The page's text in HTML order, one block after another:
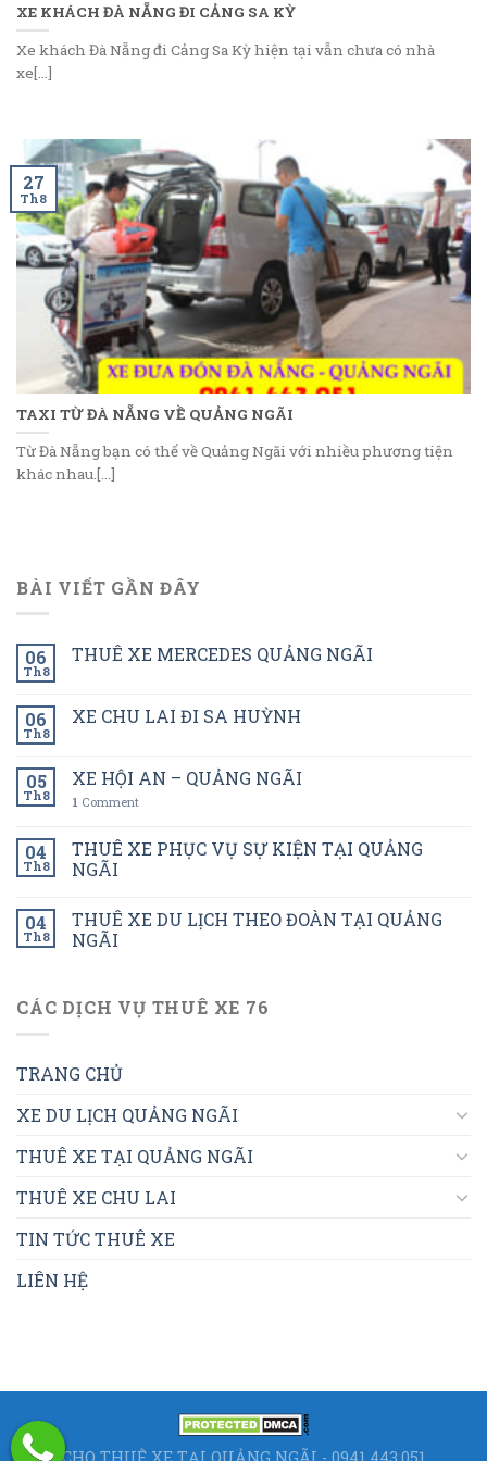
XE KHÁCH ĐÀ NẴNG ĐI CẢNG SA KỲ
Xe khách Đà Nẵng đi Cảng Sa Kỳ hiện tại vẫn chưa có nhà
xe[...]
TAXI TỪ ĐÀ NẴNG VỀ QUẢNG NGÃI
Từ Đà Nẵng bạn có thể về Quảng Ngãi với nhiều phương tiện
khác nhau.[...]
27
Th8
BÀI VIẾT GẦN ĐÂY
06
Th8
THUÊ XE MERCEDES QUẢNG NGÃI
06
Th8
XE CHU LAI ĐI SA HUỲNH
05
Th8
XE HỘI AN – QUẢNG NGÃI
1 Comment
04
Th8
THUÊ XE PHỤC VỤ SỰ KIỆN TẠI QUẢNG
NGÃI
04
Th8
THUÊ XE DU LỊCH THEO ĐOÀN TẠI QUẢNG
NGÃI
CÁC DỊCH VỤ THUÊ XE 76
TRANG CHỦ
XE DU LỊCH QUẢNG NGÃI
THUÊ XE TẠI QUẢNG NGÃI
THUÊ XE CHU LAI
TIN TỨC THUÊ XE
LIÊN HỆ
CHO THUÊ XE TẠI QUẢNG NGÃI - 0941.443.051